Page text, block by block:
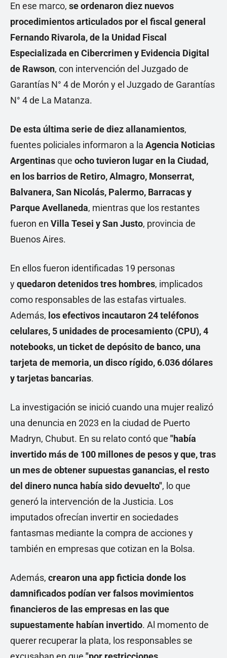
En ese marco, se ordenaron diez nuevos
procedimientos articulados por el fiscal general
Fernando Rivarola, de la Unidad Fiscal
Especializada en Cibercrimen y Evidencia Digital
de Rawson, con intervención del Juzgado de
Garantías N° 4 de Morón y el Juzgado de Garantías
N° 4 de La Matanza.
De esta última serie de diez allanamientos,
fuentes policiales informaron a la Agencia Noticias
Argentinasque ocho tuvieron lugar en la Ciudad,
en los barrios de Retiro, Almagro, Monserrat,
Balvanera, San Nicolás, Palermo, Barracas y
Parque Avellaneda, mientras que los restantes
fueron en Villa Tesei y San Justo, provincia de
Buenos Aires.
En ellos fueron identificadas 19 personas
yquedaron detenidos tres hombres, implicados
como responsables de las estafas virtuales.
Además, los efectivos incautaron 24 teléfonos
celulares, 5 unidades de procesamiento (CPU), 4
notebooks, un ticket de depósito de banco, una
tarjeta de memoria, un disco rígido, 6.036 dólares
y tarjetas bancarias.
La investigación se inició cuando una mujer realizó
una denuncia en 2023 en la ciudad de Puerto
Madryn, Chubut. En su relato contó que "había
invertido más de 100 millones de pesos y que, tras
un mes de obtener supuestas ganancias, el resto
del dinero nunca había sido devuelto", lo que
generó la intervención de la Justicia. Los
imputados ofrecían invertir en sociedades
fantasmas mediante la compra de acciones y
también en empresas que cotizan en la Bolsa.
Además, crearon una app ficticia donde los
damnificados podían ver falsos movimientos
financieros de las empresas en las que
supuestamente habían invertido. Al momento de
querer recuperar la plata, los responsables se